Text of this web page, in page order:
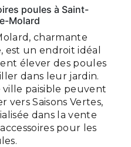
poules à Saint-
Molard
charmante
est un endroit idéal
élever des poules
dans leur jardin.
paisible peuvent
vers Saisons Vertes,
dans la vente
pour les